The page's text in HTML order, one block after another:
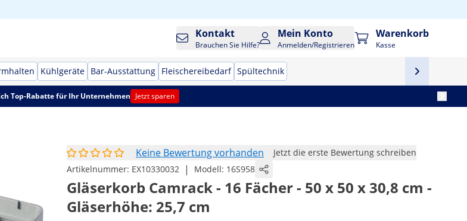
Kontakt
Brauchen Sie Hilfe?
Mein Konto
Anmelden/Registrieren
Warenkorb
Kasse
Kühlgeräte Bar-Ausstattung Fleischereibedarf Spültechnik
Top-Rabatte für Ihr Unternehmen Jetzt sparen
Keine Bewertung vorhanden
Jetzt die erste Bewertung schreiben
Artikelnummer: EX10330032 | Modell: 16S958
Gläserkorb Camrack - 16 Fächer - 50 x 50 x 30,8 cm -
Gläserhöhe: 25,7 cm